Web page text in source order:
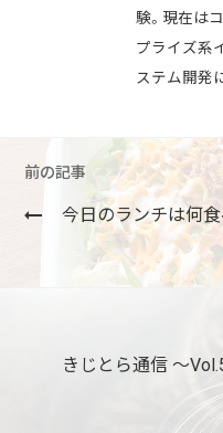
験。現在は
プライズ系
ステム開発
前の記事
今日のランチは何
きじとら通信 〜